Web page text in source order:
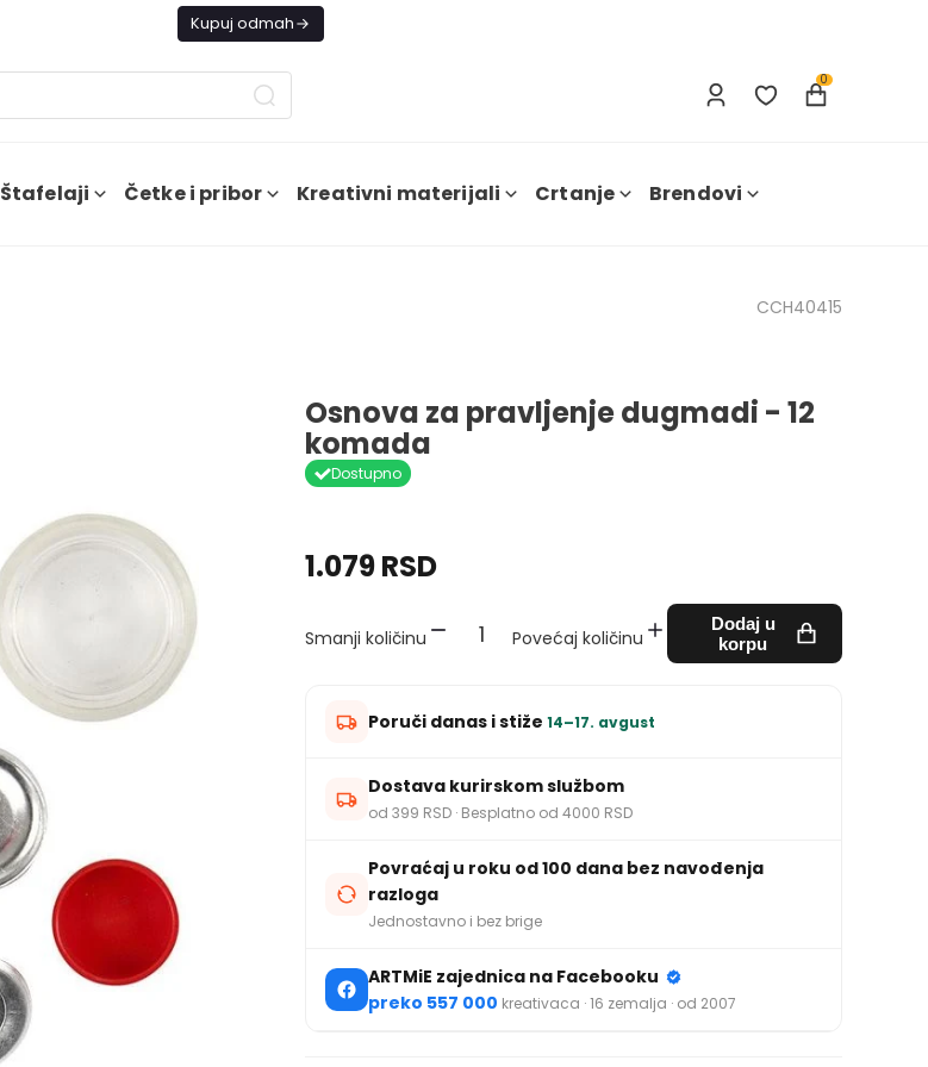
Kupuj odmah
0
Štafelaji Četke i pribor Kreativni materijali Crtanje Brendovi
CCH40415
Osnova za pravljenje dugmadi - 12
komada
Dostupno
1.079 RSD
Smanji količinu Povećaj količinu
Dodaj u
korpu
Poruči danas i stiže 14–17. avgust
Dostava kurirskom službom
od 399 RSD · Besplatno od 4000 RSD
Povraćaj u roku od 100 dana bez navođenja
razloga
Jednostavno i bez brige
ARTMiE zajednica na Facebooku
preko 557 000 kreativaca · 16 zemalja · od 2007